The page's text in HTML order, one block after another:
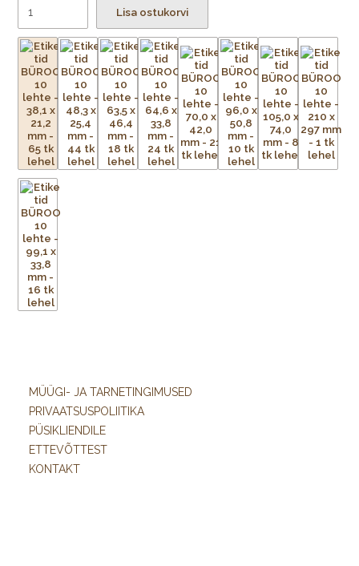
Lisa ostukorvi
MÜÜGI- JA TARNETINGIMUSED
PRIVAATSUSPOLIITIKA
PÜSIKLIENDILE
ETTEVÕTTEST
KONTAKT